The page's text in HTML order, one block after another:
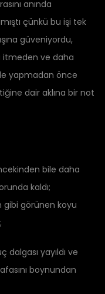
anında
çünkü bu işi tek
güveniyordu,
itmeden ve daha
yapmadan önce
dair aklına bir not
bile daha
kaldı;
gibi görünen koyu
dalgası yayıldı ve
boynundan